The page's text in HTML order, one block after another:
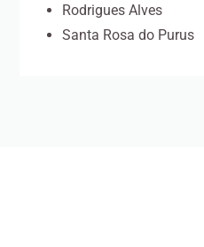
Rodrigues Alves
Santa Rosa do Purus